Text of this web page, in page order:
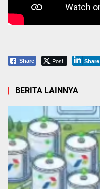
Share Post Share
BERITA LAINNYA